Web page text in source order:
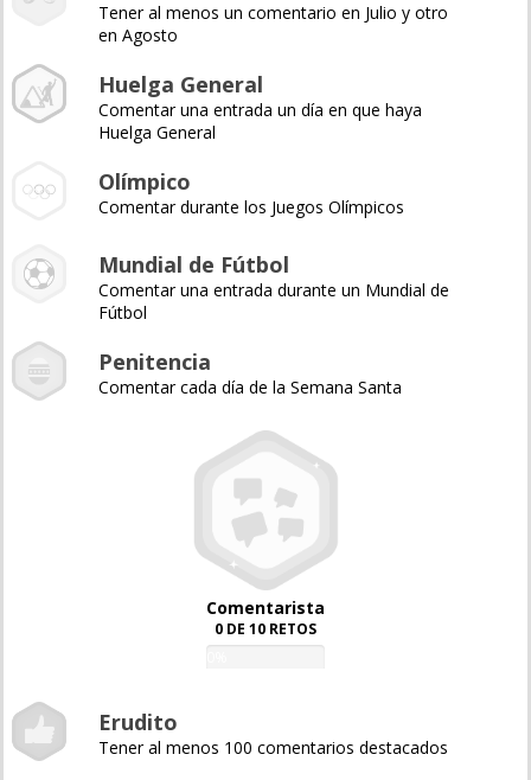
Tener al menos un comentario en Julio y otro
en Agosto
Huelga General
Comentar una entrada un día en que haya
Huelga General
Olímpico
Comentar durante los Juegos Olímpicos
Mundial de Fútbol
Comentar una entrada durante un Mundial de
Fútbol
Penitencia
Comentar cada día de la Semana Santa
Comentarista
0 DE 10 RETOS
Erudito
Tener al menos 100 comentarios destacados